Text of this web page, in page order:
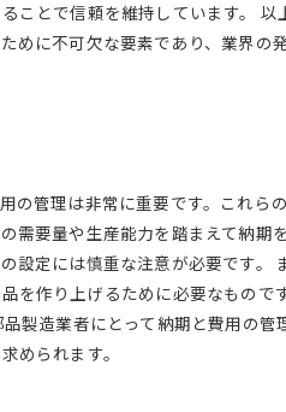
ことで信頼を維持しています。
に不可欠な要素であり、業界の
の管理は非常に重要です。これ
需要量や生産能力を踏まえて納
設定には慎重な注意が必要です
を作り上げるために必要なもの
製造業者にとって納期と費用の
められます。